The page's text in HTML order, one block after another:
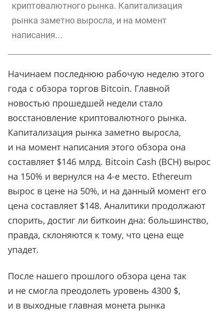
криптовалютного рынка. Капитализация
рынка заметно выросла, и на момент
написания...
Начинаем последнюю рабочую неделю этого
года с обзора торгов Bitcoin. Главной
новостью прошедшей недели стало
восстановление криптовалютного рынка.
Капитализация рынка заметно выросла,
и на момент написания этого обзора она
составляет $146 млрд. Bitcoin Cash (BCH) вырос
на 150% и вернулся на 4-е место. Ethereum
вырос в цене на 50%, и на данный момент его
цена составляет $148. Аналитики продолжают
спорить, достиг ли биткоин дна: большинство,
правда, склоняются к тому, что цена еще
упадет.
После нашего прошлого обзора цена так
и не смогла преодолеть уровень 4300 $,
и в выходные главная монета рынка